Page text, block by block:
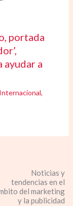
portada
a
Internacional,
Noticias y
tendencias en el
del marketing
y la publicidad